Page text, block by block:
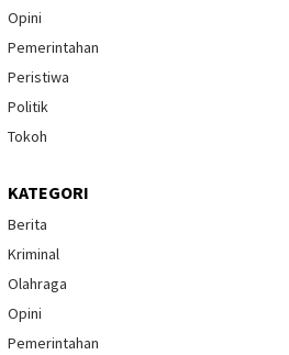
Opini
Pemerintahan
Peristiwa
Politik
Tokoh
KATEGORI
Berita
Kriminal
Olahraga
Opini
Pemerintahan